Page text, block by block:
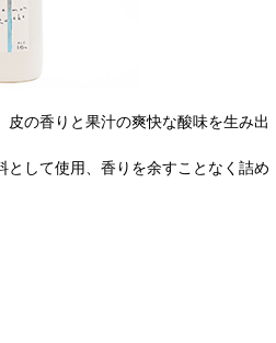
皮の香りと果汁の爽快な酸味を生み出
として使用、香りを余すことなく詰め